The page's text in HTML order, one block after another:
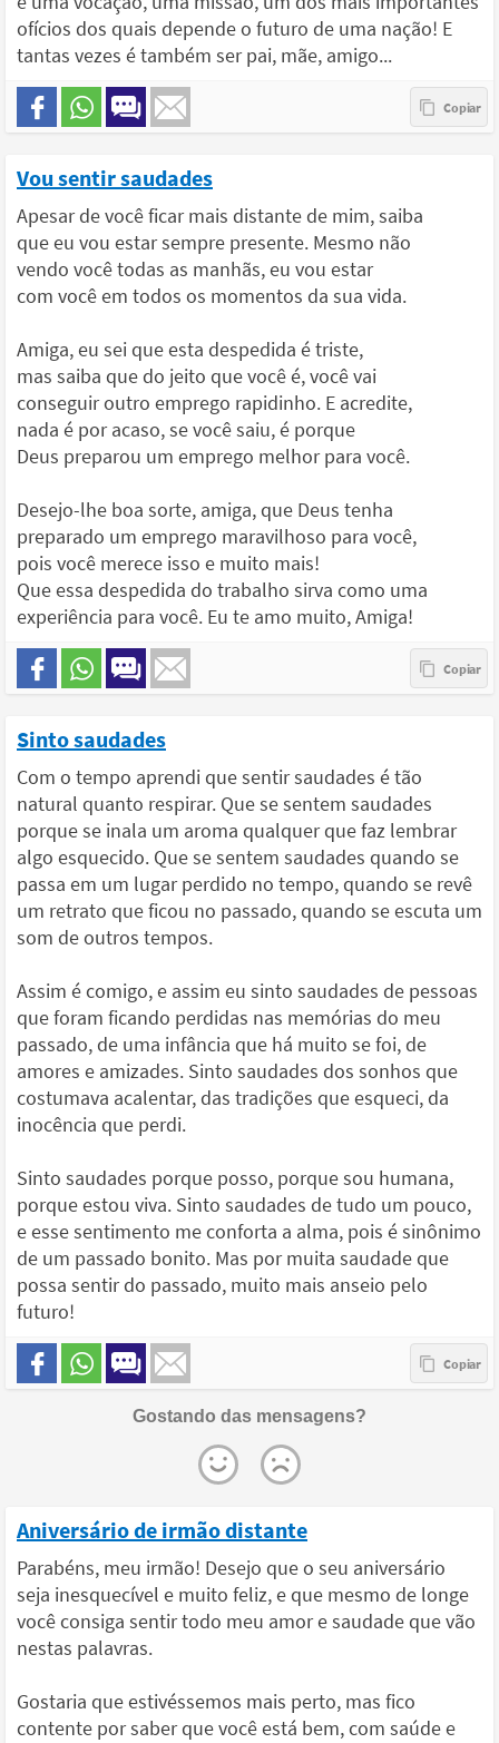
ofícios dos quais depende o futuro de uma nação! E
tantas vezes é também ser pai, mãe, amigo...
Vou sentir saudades
Apesar de você ficar mais distante de mim, saiba
que eu vou estar sempre presente. Mesmo não
vendo você todas as manhãs, eu vou estar
com você em todos os momentos da sua vida.
Amiga, eu sei que esta despedida é triste,
mas saiba que do jeito que você é, você vai
conseguir outro emprego rapidinho. E acredite,
nada é por acaso, se você saiu, é porque
Deus preparou um emprego melhor para você.
Desejo-lhe boa sorte, amiga, que Deus tenha
preparado um emprego maravilhoso para você,
pois você merece isso e muito mais!
Que essa despedida do trabalho sirva como uma
experiência para você. Eu te amo muito, Amiga!
Sinto saudades
Com o tempo aprendi que sentir saudades é tão
natural quanto respirar. Que se sentem saudades
porque se inala um aroma qualquer que faz lembrar
algo esquecido. Que se sentem saudades quando se
passa em um lugar perdido no tempo, quando se revê
um retrato que ficou no passado, quando se escuta um
som de outros tempos.
Assim é comigo, e assim eu sinto saudades de pessoas
que foram ficando perdidas nas memórias do meu
passado, de uma infância que há muito se foi, de
amores e amizades. Sinto saudades dos sonhos que
costumava acalentar, das tradições que esqueci, da
inocência que perdi.
Sinto saudades porque posso, porque sou humana,
porque estou viva. Sinto saudades de tudo um pouco,
e esse sentimento me conforta a alma, pois é sinônimo
de um passado bonito. Mas por muita saudade que
possa sentir do passado, muito mais anseio pelo
futuro!
Gostando das mensagens?
Aniversário de irmão distante
Parabéns, meu irmão! Desejo que o seu aniversário
seja inesquecível e muito feliz, e que mesmo de longe
você consiga sentir todo meu amor e saudade que vão
nestas palavras.
Gostaria que estivéssemos mais perto, mas fico
contente por saber que você está bem, com saúde e